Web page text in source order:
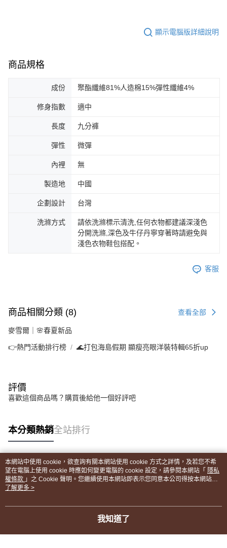
顯示電腦版詳細說明
商品規格
成份 聚酯纖維81%人造棉15%彈性纖維4%
修身指數 適中
長度 九分褲
彈性 微彈
內裡 無
製造地 中國
企劃設計 台灣
洗滌方式
請依洗滌標示清洗,任何衣物都建議深淺色
分開洗滌,深色及牛仔丹寧穿著時請避免與
淺色衣物鞋包搭配。
客服
商品相關分類 (8) 查看全部
麥雪爾｜🌸春夏新品
👉熱門活動排行榜 🌊打包海島假期 顯瘦亮眼洋裝特輯65折up
評價
喜歡這個商品嗎？購買後給他一個好評吧
本分類熱銷全站排行
熱門標籤
本網站中使用 cookie，欲查詢有關本網站使用 cookie 方式之詳情，及若您不希
望在電腦上使用 cookie 時應如何變更電腦的 cookie 設定，請參閱本網站「 隱私
權條款 」之 Cookie 聲明。您繼續使用本網站即表示您同意本公司得按本網站使
用條款之 Cookie 聲明使用 cookie。
了解更多 >
我知道了